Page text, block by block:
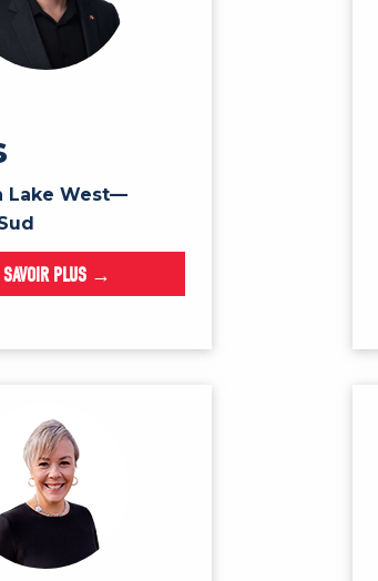
Lake West—
SAVOIR PLUS →